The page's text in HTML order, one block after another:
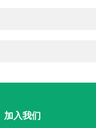
加入我们